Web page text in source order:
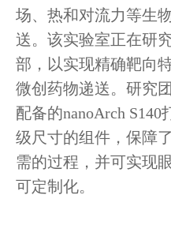
场、热和对流力等生
送。该实验室正在研
部，以实现精确靶向
微创药物递送。研究
配备的nanoArch
级尺寸的组件，保障
需的过程，并可实现
可定制化。